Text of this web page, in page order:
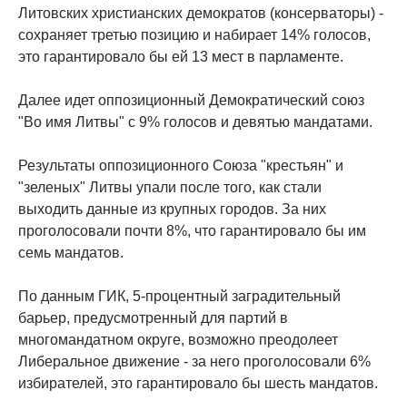
Литовских христианских демократов (консерваторы) -
сохраняет третью позицию и набирает 14% голосов,
это гарантировало бы ей 13 мест в парламенте.
Далее идет оппозиционный Демократический союз
"Во имя Литвы" с 9% голосов и девятью мандатами.
Результаты оппозиционного Союза "крестьян" и
"зеленых" Литвы упали после того, как стали
выходить данные из крупных городов. За них
проголосовали почти 8%, что гарантировало бы им
семь мандатов.
По данным ГИК, 5-процентный заградительный
барьер, предусмотренный для партий в
многомандатном округе, возможно преодолеет
Либеральное движение - за него проголосовали 6%
избирателей, это гарантировало бы шесть мандатов.